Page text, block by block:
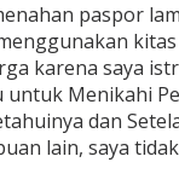
paspor
karena saya
Menikahi
dan
lain, saya